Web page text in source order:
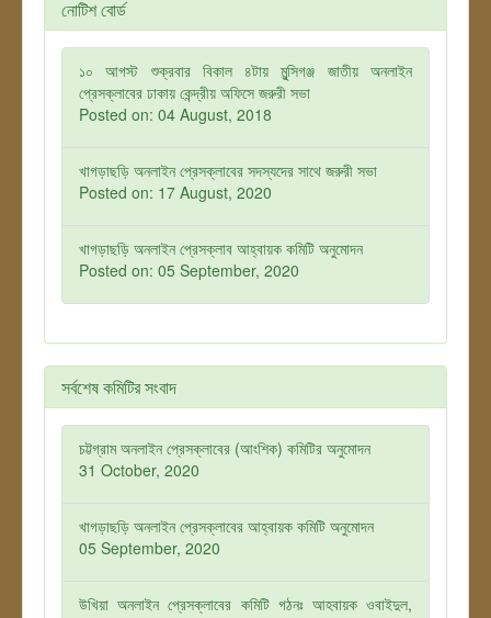
নোটিশ বোর্ড
১০ আগস্ট শুক্রবার বিকাল ৪টায় মুন্সিগঞ্জ জাতীয় অনলাইন
প্রেসক্লাবের ঢাকায় কেন্দ্রীয় অফিসে জরুরী সভা
Posted on: 04 August, 2018
খাগড়াছড়ি অনলাইন প্রেসক্লাবের সদস্যদের সাথে জরুরী সভা
Posted on: 17 August, 2020
খাগড়াছড়ি অনলাইন প্রেসক্লাব আহ্বায়ক কমিটি অনুমোদন
Posted on: 05 September, 2020
সর্বশেষ কমিটির সংবাদ
চট্টগ্রাম অনলাইন প্রেসক্লাবের (আংশিক) কমিটির অনুমোদন
31 October, 2020
খাগড়াছড়ি অনলাইন প্রেসক্লাবের আহ্বায়ক কমিটি অনুমোদন
05 September, 2020
উখিয়া অনলাইন প্রেসক্লাবের কমিটি গঠনঃ আহবায়ক ওবাইদুল,